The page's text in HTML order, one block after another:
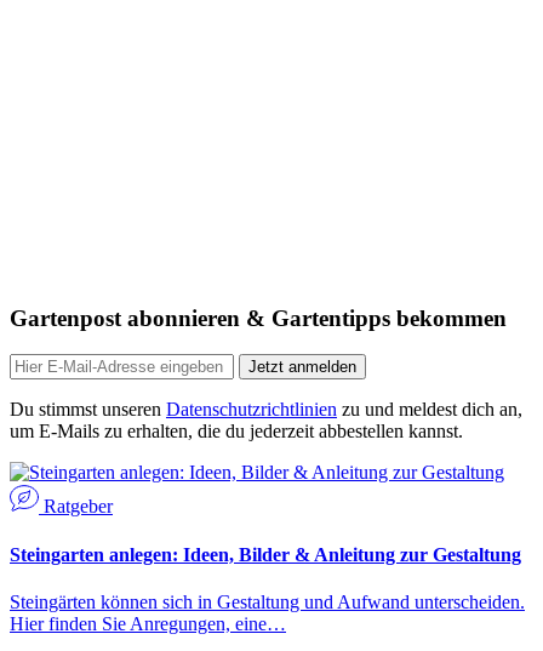
Gartenpost abonnieren & Gartentipps bekommen
Jetzt anmelden
Du stimmst unseren Datenschutzrichtlinien zu und meldest dich an,
um E-Mails zu erhalten, die du jederzeit abbestellen kannst.
Ratgeber
Steingarten anlegen: Ideen, Bilder & Anleitung zur Gestaltung
Steingärten können sich in Gestaltung und Aufwand unterscheiden.
Hier finden Sie Anregungen, eine…